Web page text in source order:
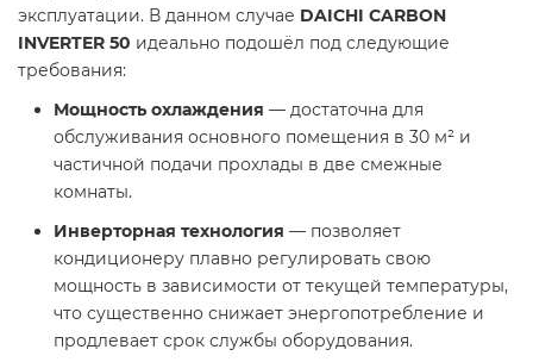
эксплуатации. В данном случае DAICHI CARBON
INVERTER 50 идеально подошёл под следующие
требования:
Мощность охлаждения — достаточна для
обслуживания основного помещения в 30 м² и
частичной подачи прохлады в две смежные
комнаты.
Инверторная технология — позволяет
кондиционеру плавно регулировать свою
мощность в зависимости от текущей температуры,
что существенно снижает энергопотребление и
продлевает срок службы оборудования.